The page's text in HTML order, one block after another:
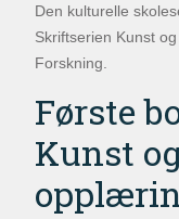
Den kulturelle
Skriftserien Kunst
Forskning.
Første
Kunst